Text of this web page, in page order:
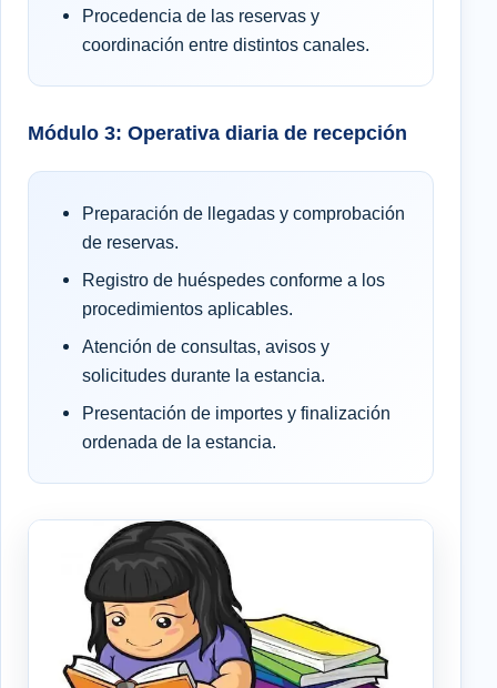
Procedencia de las reservas y
coordinación entre distintos canales.
Módulo 3: Operativa diaria de recepción
Preparación de llegadas y comprobación
de reservas.
Registro de huéspedes conforme a los
procedimientos aplicables.
Atención de consultas, avisos y
solicitudes durante la estancia.
Presentación de importes y finalización
ordenada de la estancia.